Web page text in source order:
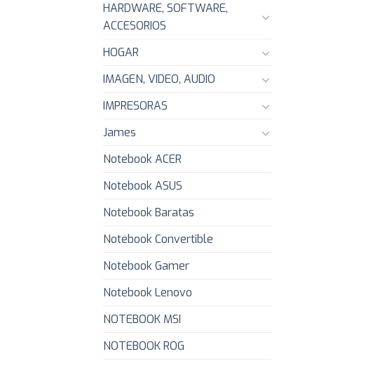
HARDWARE, SOFTWARE,
ACCESORIOS
HOGAR
IMAGEN, VIDEO, AUDIO
IMPRESORAS
James
Notebook ACER
Notebook ASUS
Notebook Baratas
Notebook Convertible
Notebook Gamer
Notebook Lenovo
NOTEBOOK MSI
NOTEBOOK ROG